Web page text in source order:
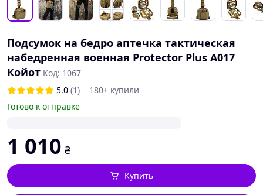
Подсумок на бедро аптечка тактическая
набедренная военная Protector Plus А017
Койот Код: 1067
5.0 (1)
180+ купили
Готово к отправке
1 010 ₴
Купить